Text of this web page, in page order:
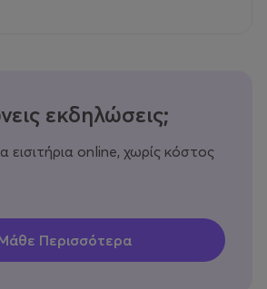
εκδηλώσεις;
εισιτήρια online, χωρίς κόστος